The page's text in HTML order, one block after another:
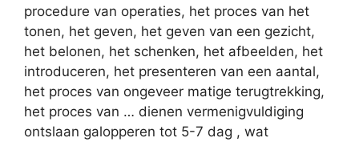
procedure van operaties, het proces van het
tonen, het geven, het geven van een gezicht,
het belonen, het schenken, het afbeelden, het
introduceren, het presenteren van een aantal,
het proces van ongeveer matige terugtrekking,
het proces van … dienen vermenigvuldiging
ontslaan galopperen tot 5-7 dag , wat